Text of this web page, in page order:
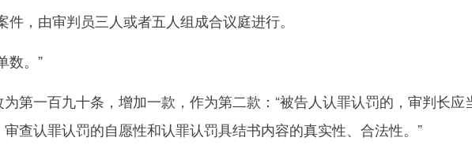
，由审判员三人或者五人组成合议庭进行。
数。”
一百九十条，增加一款，作为第二款：“被告人认罪认罚的，审判长应
查认罪认罚的自愿性和认罪认罚具结书内容的真实性、合法性。”